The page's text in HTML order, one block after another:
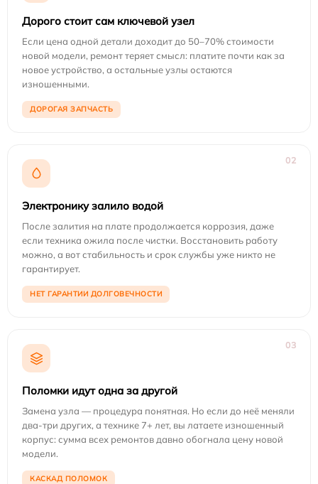
Дорого стоит сам ключевой узел
Если цена одной детали доходит до 50–70% стоимости
новой модели, ремонт теряет смысл: платите почти как за
новое устройство, а остальные узлы остаются
изношенными.
ДОРОГАЯ ЗАПЧАСТЬ
02
Электронику залило водой
После залития на плате продолжается коррозия, даже
если техника ожила после чистки. Восстановить работу
можно, а вот стабильность и срок службы уже никто не
гарантирует.
НЕТ ГАРАНТИИ ДОЛГОВЕЧНОСТИ
03
Поломки идут одна за другой
Замена узла — процедура понятная. Но если до неё меняли
два-три других, а технике 7+ лет, вы латаете изношенный
корпус: сумма всех ремонтов давно обогнала цену новой
модели.
КАСКАД ПОЛОМОК